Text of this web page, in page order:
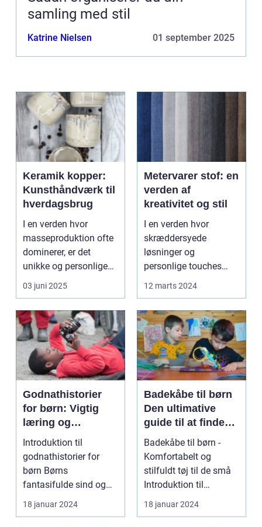
samling med stil
Katrine Nielsen 01 september 2025
Keramik kopper:
Kunsthåndværk til
hverdagsbrug
I en verden hvor
masseproduktion ofte
dominerer, er det
unikke og personlige
håndværk so...
03 juni 2025
Metervarer stof: en
verden af
kreativitet og stil
I en verden hvor
skræddersyede
løsninger og
personlige touches
betyder mere og mere,
12 marts 2024
Godnathistorier
for børn: Vigtig
læring og
fantastiske eventyr
før sengetid
Introduktion til
godnathistorier for
børn Børns
fantasifulde sind og
nysgerrighed kan
bringe dem ti...
18 januar 2024
Badekåbe til børn
Den ultimative
guide til at finde
den perfekte
badekåbe
Badekåbe til børn -
Komfortabelt og
stilfuldt tøj til de små
Introduktion til
18 januar 2024